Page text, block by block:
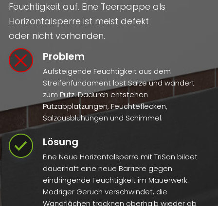
Feuchtigkeit auf. Eine Teerpappe als
Horizontalsperre ist meist defekt
oder nicht vorhanden.
Problem
Aufsteigende Feuchtigkeit aus dem
Streifenfundament löst Salze und wandert
zum Putz. Dadurch entstehen
Putzabplatzungen, Feuchteflecken,
Salzausblühungen und Schimmel.
Lösung
Eine Neue Horizontalsperre mit TriSan bildet
dauerhaft eine neue Barriere gegen
eindringende Feuchtigkeit im Mauerwerk.
Modriger Geruch verschwindet, die
Wandflächen trocknen oberhalb wieder ab